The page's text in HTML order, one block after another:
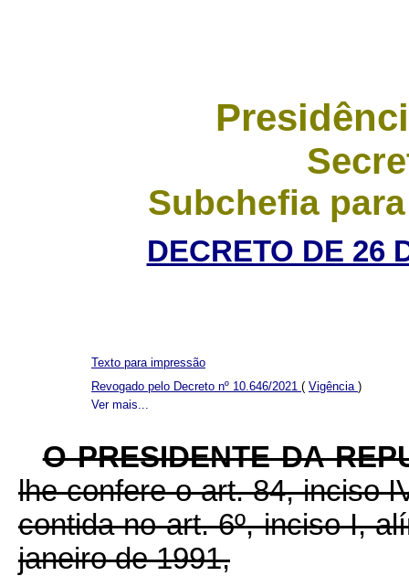
Subchefia
DECRETO DE 26
Ver mais...
Texto para impressão
Revogado pelo Decreto nº 10.646/2021 ( Vigência )
O PRESIDENTE DA
lhe confere o art. 84, inciso
contida no art. 6º, inciso I,
janeiro de 1991,